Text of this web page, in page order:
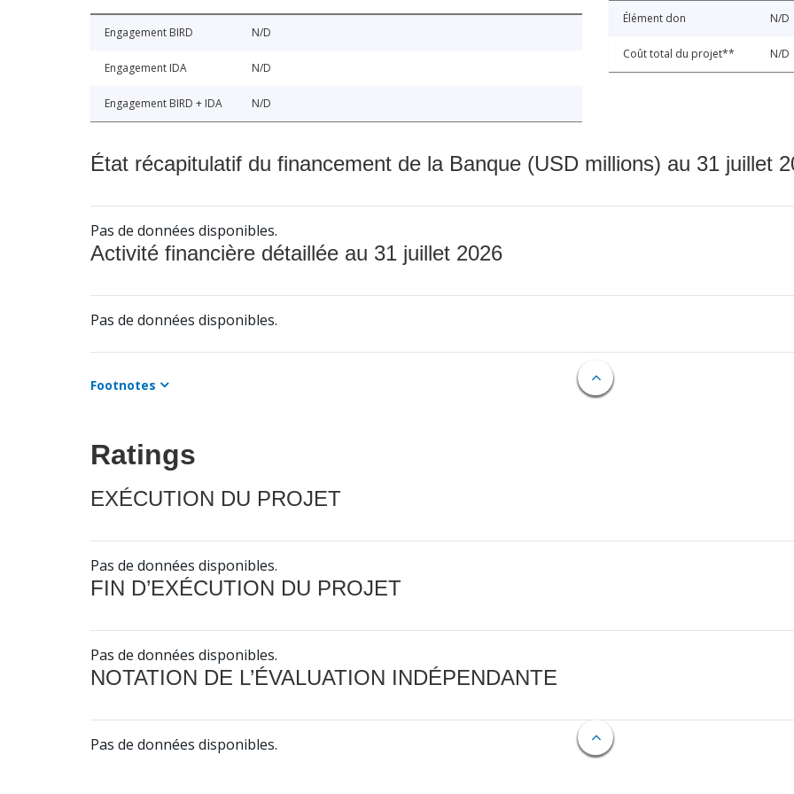
Engagement BIRD N/D
Engagement IDA N/D
Engagement BIRD + IDA N/D
Élément don N/D
Coût total du projet** N/D
État récapitulatif du financement de la Banque (USD millions) au 31 juillet
Pas de données disponibles.
Activité financière détaillée au 31 juillet 2026
Pas de données disponibles.
Footnotes
Ratings
EXÉCUTION DU PROJET
Pas de données disponibles.
FIN D’EXÉCUTION DU PROJET
Pas de données disponibles.
NOTATION DE L’ÉVALUATION INDÉPENDANTE
Pas de données disponibles.